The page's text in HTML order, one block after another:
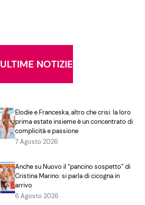
ULTIME NOTIZIE
Elodie e Franceska, altro che crisi: la loro
prima estate insieme è un concentrato di
complicità e passione
7 Agosto 2026
Anche su Nuovo il “pancino sospetto” di
Cristina Marino: si parla di cicogna in
arrivo
6 Agosto 2026